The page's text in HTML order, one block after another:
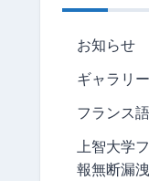
お知らせ
ギャラリー
フランス
上智大学
報無断漏